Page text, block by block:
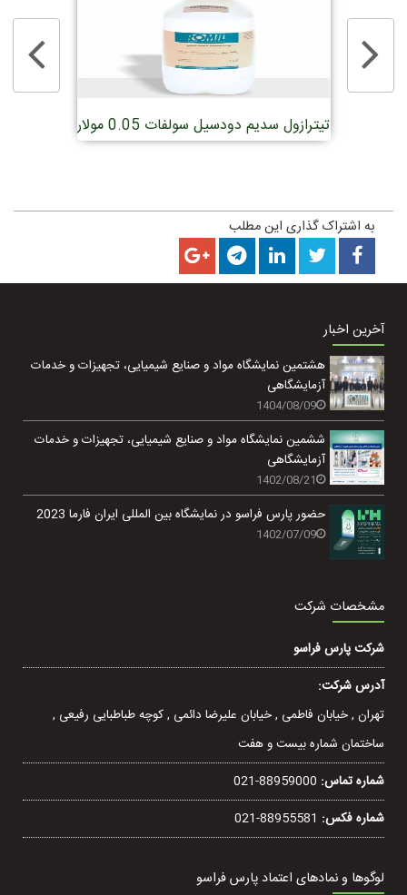
تیترازول سدیم دودسیل سولفات 0.05 مولار
به اشتراک گذاری این مطلب
آخرین اخبار
هشتمین نمایشگاه مواد و صنایع شیمیایی، تجهیزات و خدمات
آزمایشگاهی
1404/08/09
ششمین نمایشگاه مواد و صنایع شیمیایی، تجهیزات و خدمات
آزمایشگاهی
1402/08/21
حضور پارس فراسو در نمایشگاه بین المللی ایران فارما 2023
1402/07/09
مشخصات شرکت
شرکت پارس فراسو
آدرس شرکت:
تهران , خيابان فاطمی , خیابان عليرضا دائمی , کوچه طباطبایی رفيعی ,
ساختمان شماره بیست و هفت
شماره تماس: 021-88959000
شماره فکس: 021-88955581
لوگوها و نمادهای اعتماد پارس فراسو